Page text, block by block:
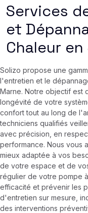
Services
et
Chaleur
Solizo propose une
l'entretien et le
Marne. Notre objectif est
longévité de votre
confort tout au long de
techniciens qualifiés
avec précision, en
performance. Nous vous
mieux adaptée à vos
de votre espace et de
régulier de votre pompe
efficacité et prévenir les
d'entretien sur mesure,
des interventions